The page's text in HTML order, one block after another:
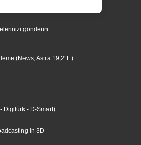
gönderin
(News, Astra 19,2°E)
- Digitürk - D-Smart)
in 3D